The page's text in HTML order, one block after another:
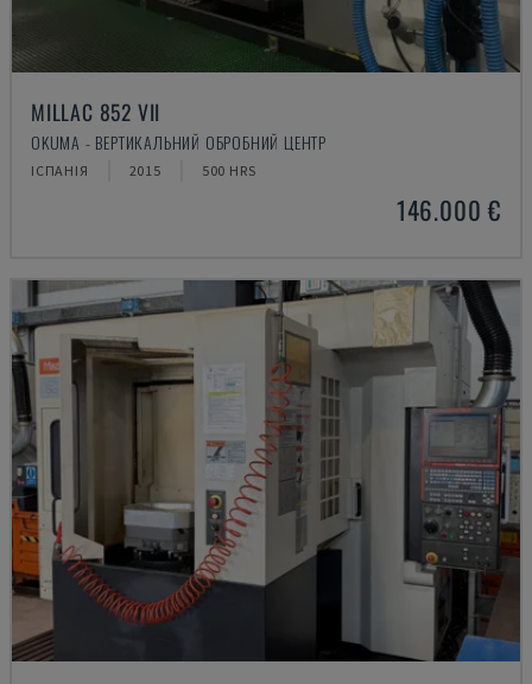
MILLAC 852 VII
OKUMA - ВЕРТИКАЛЬНИЙ ОБРОБНИЙ ЦЕНТР
ІСПАНІЯ 2015 500 HRS
146.000 €